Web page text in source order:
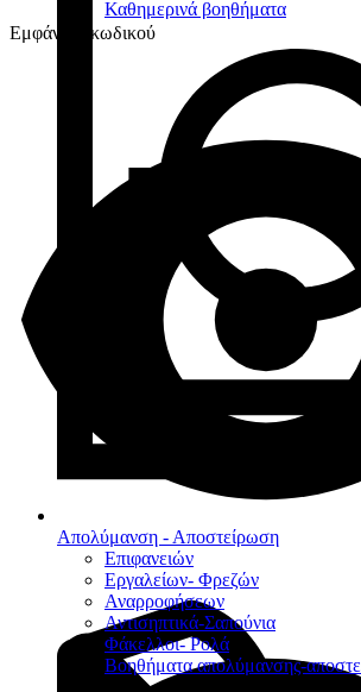
Καθημερινά βοηθήματα
Απολύμανση - Αποστείρωση
Επιφανειών
Εργαλείων- Φρεζών
Αναρροφήσεων
Αντισηπτικά-Σαπούνια
Φάκελλοι- Ρολά
Βοηθήματα απολύμανσης-
Εμφάνιση κωδικού